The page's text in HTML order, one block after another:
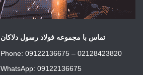
تماس با مجموعه فولاد رسول دلاکان
Phone: 09122136675 – 02128423820
WhatsApp: 09122136675